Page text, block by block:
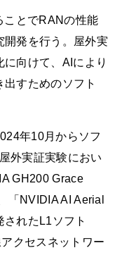
ことでRANの性能
開発を行う。屋外実
向けて、AIにより
すためのソフト
年10月からソフ
外実証実験におい
GH200 Grace
「NVIDIA AI Aerial
れたL1ソフト
クセスネットワー